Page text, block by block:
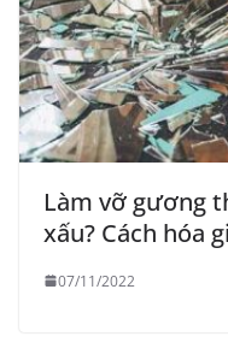
Làm vỡ gương
xấu? Cách hóa
07/11/2022